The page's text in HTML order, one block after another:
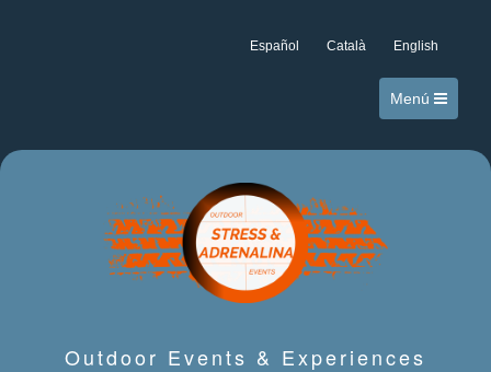
Español Català English
Menú
Outdoor Events & Experiences